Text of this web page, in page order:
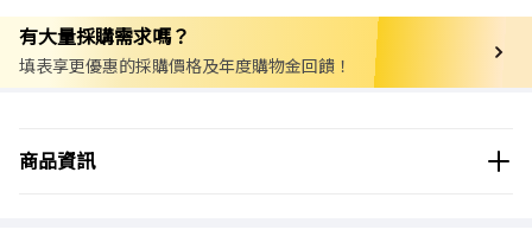
有大量採購需求嗎？
填表享更優惠的採購價格及年度購物金回饋！
商品資訊
商品分類